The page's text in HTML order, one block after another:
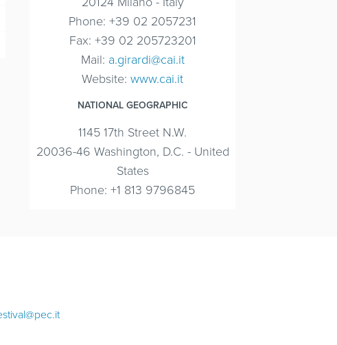
Phone: +39 02 2057231
Fax: +39 02 205723201
Mail: a.girardi@cai.it
Website: www.cai.it
NATIONAL GEOGRAPHIC
1145 17th Street N.W.
20036-46 Washington, D.C. - United
States
Phone: +1 813 9796845